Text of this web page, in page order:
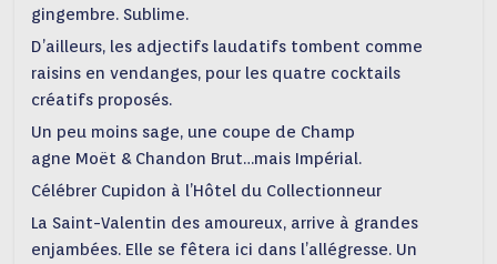
gingembre. Sublime.
D’ailleurs, les adjectifs laudatifs tombent comme
raisins en vendanges, pour les quatre cocktails
créatifs proposés.
Un peu moins sage, une coupe de Champ
agne Moët & Chandon Brut…mais Impérial.
Célébrer Cupidon à l’Hôtel du Collectionneur
La Saint-Valentin des amoureux, arrive à grandes
enjambées. Elle se fêtera ici dans l’allégresse. Un